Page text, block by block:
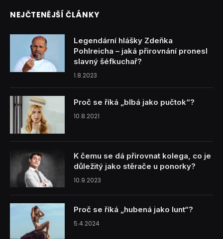
NEJČTENĚJŠÍ ČLÁNKY
Legendární hlášky Zdeňka
Pohlreicha – jaká přirovnání pronesl
slavný šéfkuchař?
1.8.2023
Proč se říká „blbá jako pučtok“?
10.8.2021
K čemu se dá přirovnat kolega, co je
důležitý jako stěrače u ponorky?
10.9.2023
Proč se říká „hubená jako lunt“?
5.4.2024